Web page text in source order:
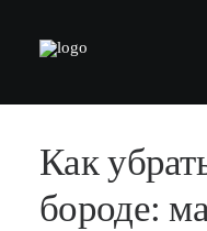
БАРБЕРШОПЫ
УСЛУГИ
Как
бороде: